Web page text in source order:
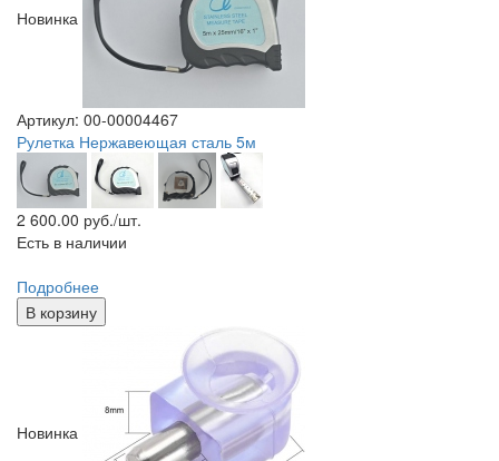
Новинка
Артикул: 00-00004467
Рулетка Нержавеющая сталь 5м
2 600.00 руб./шт.
Есть в наличии
Подробнее
В корзину
Новинка